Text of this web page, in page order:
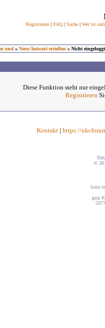
Registrieren| FAQ| Suche| Wer ist
und » Neue Antwort erstellen » Nicht eingeloggt
Diese Funktion steht nur
Registrieren
Kontakt | https://
©
Seite
gzip